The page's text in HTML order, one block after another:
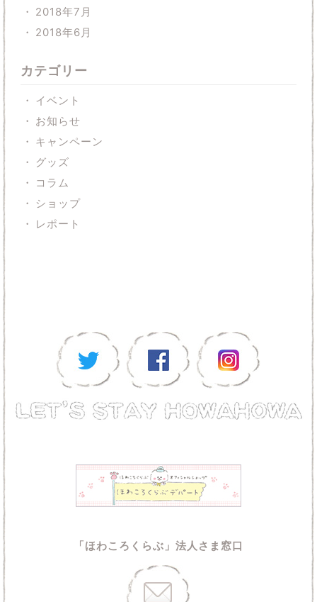
2018年7月
2018年6月
カテゴリー
イベント
お知らせ
キャンペーン
グッズ
コラム
ショップ
レポート
「ほわころくらぶ」法人さま窓口